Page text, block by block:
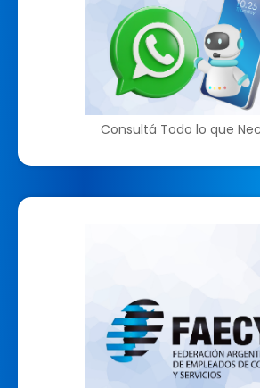
Consultá Todo lo que